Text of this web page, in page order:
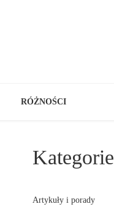
RÓŻNOŚCI
Kategorie
Artykuły i porady